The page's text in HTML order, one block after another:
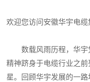
欢迎您访问安徽华宇电缆
数载风雨历程，华宇
精神跻身于电缆行业之
星。回顾华宇发展的一